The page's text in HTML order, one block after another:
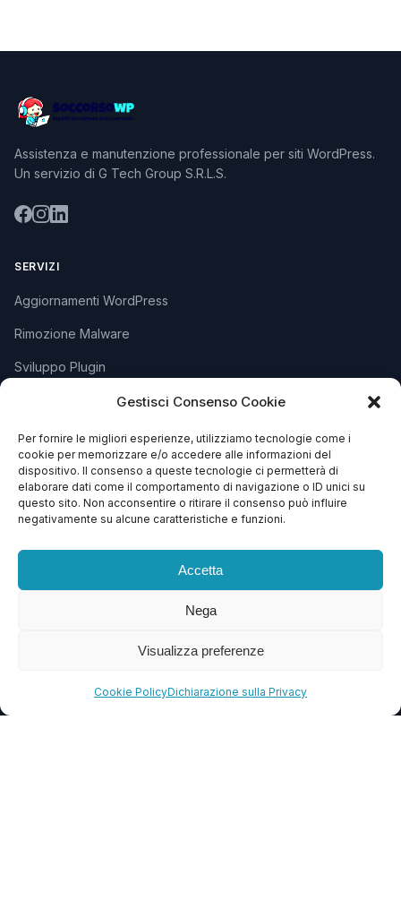
Gestisci Consenso Cookie
Per fornire le migliori esperienze, utilizziamo tecnologie come i
cookie per memorizzare e/o accedere alle informazioni del
dispositivo. Il consenso a queste tecnologie ci permetterà di
elaborare dati come il comportamento di navigazione o ID unici su
questo sito. Non acconsentire o ritirare il consenso può influire
negativamente su alcune caratteristiche e funzioni.
Accetta
Nega
Visualizza preferenze
Cookie PolicyDichiarazione sulla Privacy
Assistenza e manutenzione professionale per siti WordPress.
Un servizio di G Tech Group S.R.L.S.
SERVIZI
Aggiornamenti WordPress
Rimozione Malware
Sviluppo Plugin
SUPPORTO
Apri Ticket
Contattaci
Blog
FAQ